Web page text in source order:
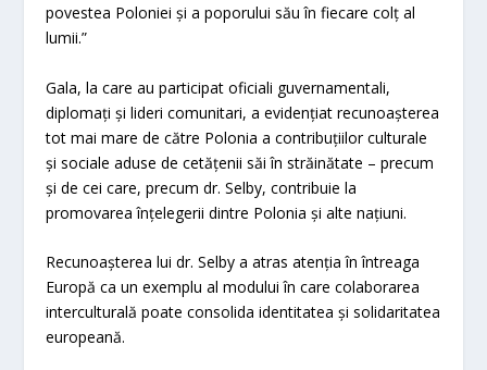
povestea Poloniei și a poporului său în fiecare colț al
lumii.”
Gala, la care au participat oficiali guvernamentali,
diplomați și lideri comunitari, a evidențiat recunoașterea
tot mai mare de către Polonia a contribuțiilor culturale
și sociale aduse de cetățenii săi în străinătate – precum
și de cei care, precum dr. Selby, contribuie la
promovarea înțelegerii dintre Polonia și alte națiuni.
Recunoașterea lui dr. Selby a atras atenția în întreaga
Europă ca un exemplu al modului în care colaborarea
interculturală poate consolida identitatea și solidaritatea
europeană.